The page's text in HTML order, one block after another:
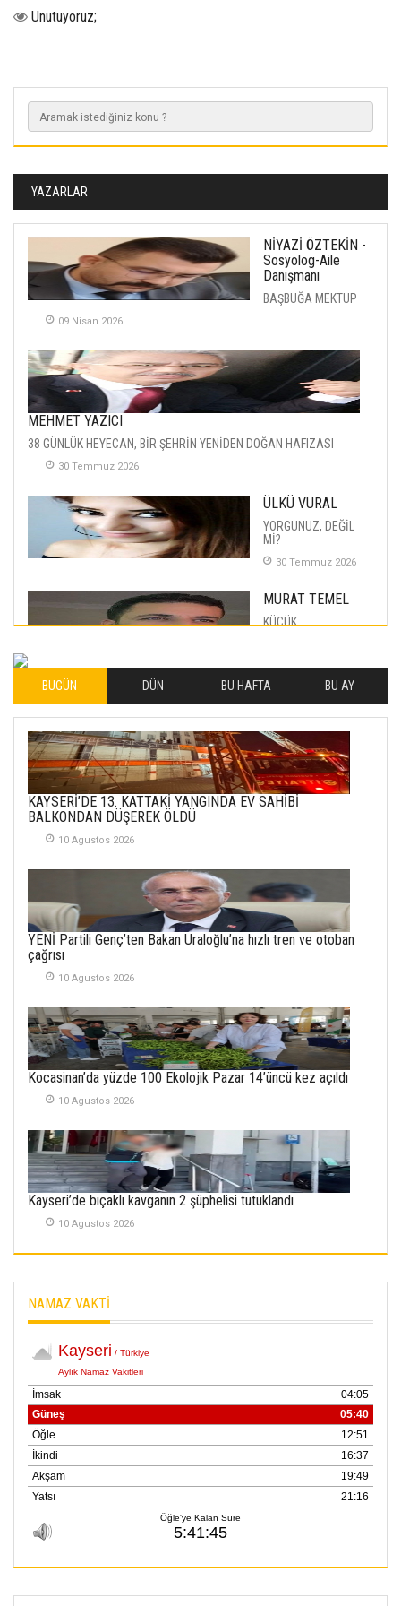
Unutuyoruz;
YAZARLAR
NİYAZİ ÖZTEKİN -
Sosyolog-Aile
Danışmanı
BAŞBUĞA MEKTUP
09 Nisan 2026
MEHMET YAZICI
38 GÜNLÜK HEYECAN, BİR ŞEHRİN YENİDEN DOĞAN HAFIZASI
30 Temmuz 2026
ÜLKÜ VURAL
YORGUNUZ, DEĞİL
Mİ?
30 Temmuz 2026
MURAT TEMEL
KÜÇÜK
İLHAN YILMAZ
SOFRADA AYRIMCILIK
VAR
26 Subat 2026
METİN ERTEM
SEMRA ŞAHİN
KENDİNE UYANMAK
30 Temmuz 2026
İlgi Alanlarımız ve Biz
02 Ekim 2025
SABAHATTİN
SÜRMEN
puana Ulaştı
01 Mayis 2026
BUGÜN DÜN BU HAFTA BU AY
KAYSERİ’DE 13. KATTAKİ YANGINDA EV SAHİBİ
BALKONDAN DÜŞEREK ÖLDÜ
10 Agustos 2026
YENİ Partili Genç’ten Bakan Uraloğlu’na hızlı tren ve otoban
çağrısı
10 Agustos 2026
Kocasinan’da yüzde 100 Ekolojik Pazar 14’üncü kez açıldı
10 Agustos 2026
Kayseri’de bıçaklı kavganın 2 şüphelisi tutuklandı
10 Agustos 2026
NAMAZ VAKTİ